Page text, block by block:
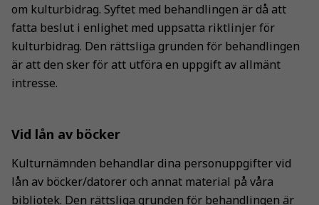
om kulturbidrag. Syftet med behandlingen är då att
fatta beslut i enlighet med uppsatta riktlinjer för
kulturbidrag. Den rättsliga grunden för behandlingen
är att den sker för att utföra en uppgift av allmänt
intresse.
Vid lån av böcker
Kulturnämnden behandlar dina personuppgifter vid
lån av böcker/datorer och annat material på våra
bibliotek. Den rättsliga grunden för behandlingen är